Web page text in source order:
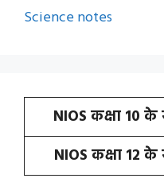
Science notes
NIOS कक्षा 10
NIOS कक्षा 12